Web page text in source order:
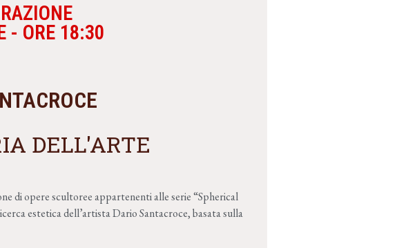
- ORE 18:30
DELL'ARTE
di opere scultoree appartenenti alle serie “Spherical
estetica dell’artista Dario Santacroce, basata sulla